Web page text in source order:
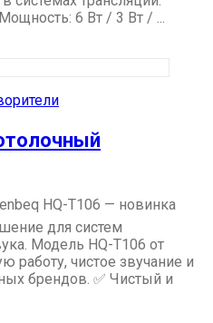
6 Вт / 3 Вт / ...
HQ-T106 — новинка
для систем
Модель HQ-T106 от
работу, чистое звучание и
брендов. ✅ Чистый и